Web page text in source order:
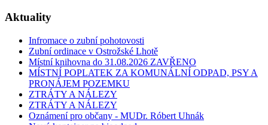
Aktuality
Infromace o zubní pohotovosti
Zubní ordinace v Ostrožské Lhotě
Místní knihovna do 31.08.2026 ZAVŘENO
MÍSTNÍ POPLATEK ZA KOMUNÁLNÍ ODPAD, PSY A
PRONÁJEM POZEMKU
ZTRÁTY A NÁLEZY
ZTRÁTY A NÁLEZY
Oznámení pro občany - MUDr. Róbert Uhnák